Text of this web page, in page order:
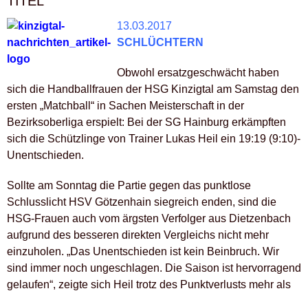
13.03.2017
SCHLÜCHTERN
Obwohl ersatzgeschwächt haben
sich die Handballfrauen der HSG Kinzigtal am Samstag den
ersten „Matchball“ in Sachen Meisterschaft in der
Bezirksoberliga erspielt: Bei der SG Hainburg erkämpften
sich die Schützlinge von Trainer Lukas Heil ein 19:19 (9:10)-
Unentschieden.
Sollte am Sonntag die Partie gegen das punktlose
Schlusslicht HSV Götzenhain siegreich enden, sind die
HSG-Frauen auch vom ärgsten Verfolger aus Dietzenbach
aufgrund des besseren direkten Vergleichs nicht mehr
einzuholen. „Das Unentschieden ist kein Beinbruch. Wir
sind immer noch ungeschlagen. Die Saison ist hervorragend
gelaufen“, zeigte sich Heil trotz des Punktverlusts mehr als